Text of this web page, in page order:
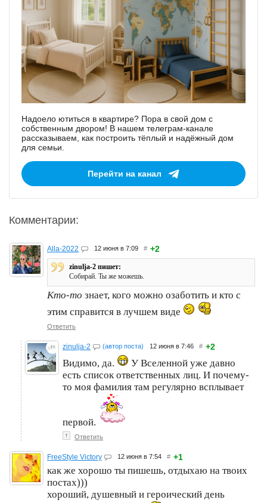
Надоело ютиться в квартире? Пора в свой дом с
собственным двором! В нашем телеграм-канале
рассказываем, как построить тёплый и надёжный дом
для семьи.
Перейти на канал
Комментарии:
Alla-2022 12 июня в 7:09 # +2
zinulja-2 пишет:
Собирай. Ты же можешь.
Кто-то знает, кого можно озаботить и кто с
этим справится в лучшем виде
Ответить
zinulja-2 (автор поста) 12 июня в 7:46 # +2
Видимо, да.
У Вселенной уже давно
есть список ответственных лиц. И почему-
то моя фамилия там регулярно всплывает
первой.
↑ Ответить
FreeStyle Victory 12 июня в 7:54 # +1
как же хорошо ты пишешь, отдыхаю на твоих
постах)))
хороший, душевный и героический день